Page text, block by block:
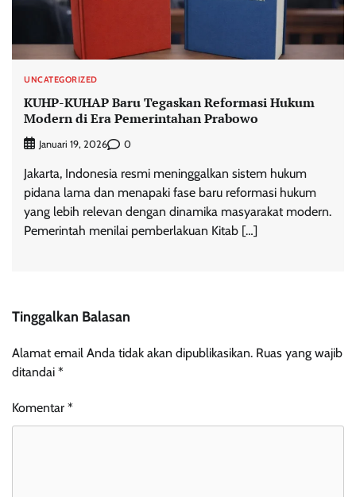
UNCATEGORIZED
KUHP-KUHAP Baru Tegaskan Reformasi Hukum
Modern di Era Pemerintahan Prabowo
Januari 19, 2026 0
Jakarta, Indonesia resmi meninggalkan sistem hukum
pidana lama dan menapaki fase baru reformasi hukum
yang lebih relevan dengan dinamika masyarakat modern.
Pemerintah menilai pemberlakuan Kitab […]
Tinggalkan Balasan
Alamat email Anda tidak akan dipublikasikan. Ruas yang wajib
ditandai *
Komentar *